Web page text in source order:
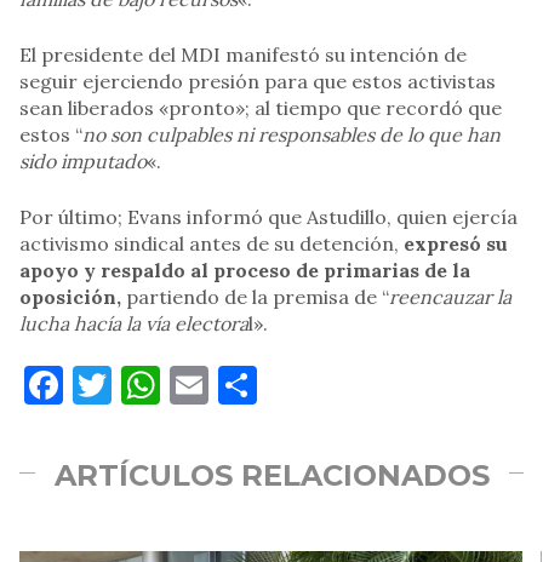
El presidente del MDI manifestó su intención de
seguir ejerciendo presión para que estos activistas
sean liberados «pronto»; al tiempo que recordó que
estos “no son culpables ni responsables de lo que han
sido imputado«.
Por último; Evans informó que Astudillo, quien ejercía
activismo sindical antes de su detención, expresó su
apoyo y respaldo al proceso de primarias de la
oposición, partiendo de la premisa de “reencauzar la
lucha hacía la vía electoral».
Facebook
Twitter
WhatsApp
Email
ARTÍCULOS RELACIONADOS